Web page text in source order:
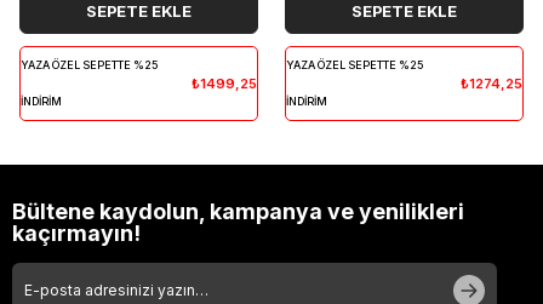
SEPETE EKLE
YAZA ÖZEL SEPETTE %25
İNDİRİM
₺1499,25
SEPETE EKLE
YAZA ÖZEL SEPETTE %25
İNDİRİM
₺1274,25
Bültene kaydolun, kampanya ve yenilikleri
kaçırmayın!